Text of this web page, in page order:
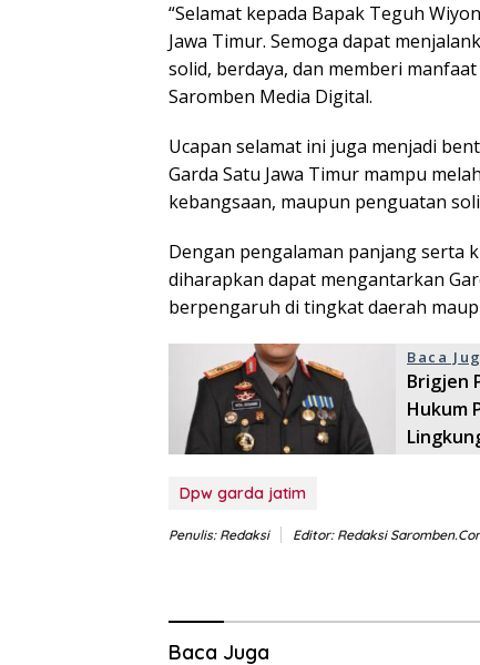
“Selamat kepada Bapak Teguh
Jawa Timur. Semoga dapat
solid, berdaya, dan memberi
Saromben Media Digital.
Ucapan selamat ini juga menjadi
Garda Satu Jawa Timur mampu
kebangsaan, maupun penguatan
Dengan pengalaman panjang serta
diharapkan dapat mengantarkan
berpengaruh di tingkat daerah
Baca
Brigjen
Hukum
Dpw garda jatim
Penulis: Redaksi Editor: Redaksi
Baca Juga